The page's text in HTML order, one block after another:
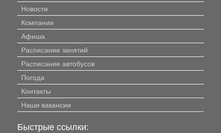
Новости
Компании
Афиша
Расписание занятий
Расписание автобусов
Погода
Контакты
Наши вакансии
Быстрые ссылки: